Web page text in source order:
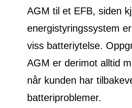
AGM til et EFB, siden
energistyringssystem
viss batteriytelse.
AGM er derimot alltid
når kunden har
batteriproblemer.